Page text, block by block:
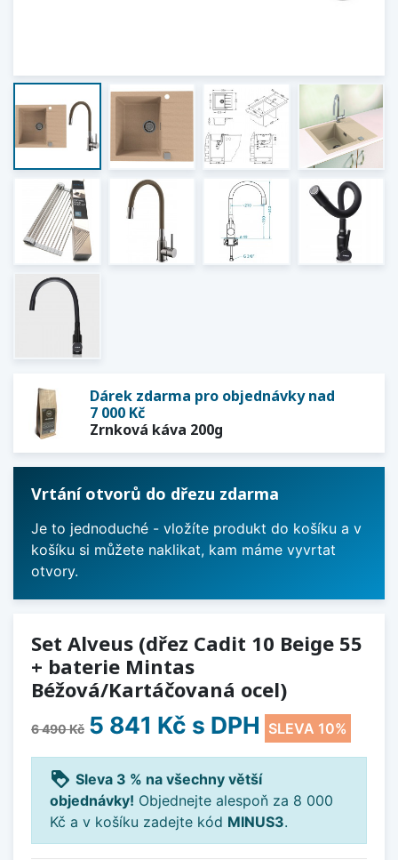
Dárek zdarma pro objednávky nad
7 000 Kč
Zrnková káva 200g
Vrtání otvorů do dřezu zdarma
Je to jednoduché - vložíte produkt do košíku a v
košíku si můžete naklikat, kam máme vyvrtat
otvory.
Set Alveus (dřez Cadit 10 Beige 55
+ baterie Mintas
Béžová/Kartáčovaná ocel)
6 490 Kč 5 841 Kč s DPH SLEVA 10%
loyalty Sleva 3 % na všechny větší
objednávky! Objednejte alespoň za 8 000
Kč a v košíku zadejte kód MINUS3.